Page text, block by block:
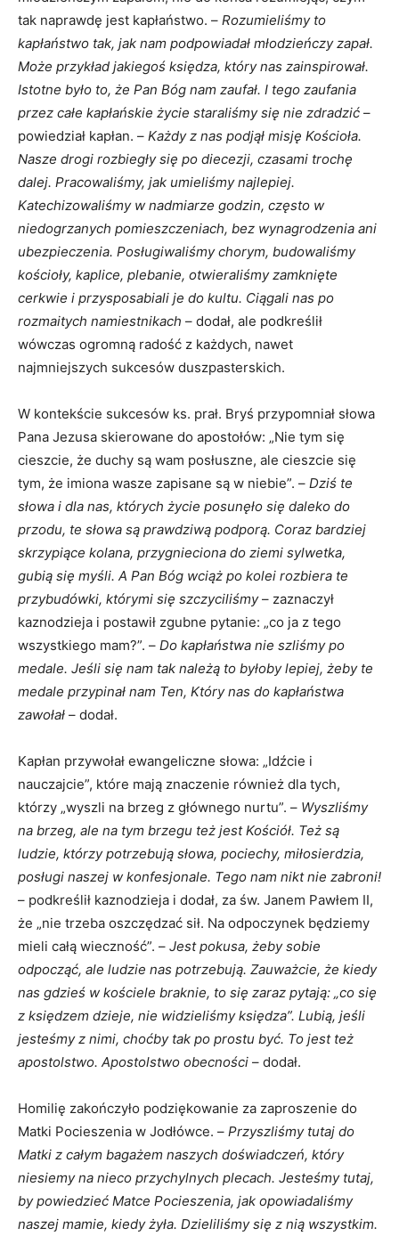
tak naprawdę jest kapłaństwo. – Rozumieliśmy to
kapłaństwo tak, jak nam podpowiadał młodzieńczy zapał.
Może przykład jakiegoś księdza, który nas zainspirował.
Istotne było to, że Pan Bóg nam zaufał. I tego zaufania
przez całe kapłańskie życie staraliśmy się nie zdradzić –
powiedział kapłan. – Każdy z nas podjął misję Kościoła.
Nasze drogi rozbiegły się po diecezji, czasami trochę
dalej. Pracowaliśmy, jak umieliśmy najlepiej.
Katechizowaliśmy w nadmiarze godzin, często w
niedogrzanych pomieszczeniach, bez wynagrodzenia ani
ubezpieczenia. Posługiwaliśmy chorym, budowaliśmy
kościoły, kaplice, plebanie, otwieraliśmy zamknięte
cerkwie i przysposabiali je do kultu. Ciągali nas po
rozmaitych namiestnikach – dodał, ale podkreślił
wówczas ogromną radość z każdych, nawet
najmniejszych sukcesów duszpasterskich.
W kontekście sukcesów ks. prał. Bryś przypomniał słowa
Pana Jezusa skierowane do apostołów: „Nie tym się
cieszcie, że duchy są wam posłuszne, ale cieszcie się
tym, że imiona wasze zapisane są w niebie”. – Dziś te
słowa i dla nas, których życie posunęło się daleko do
przodu, te słowa są prawdziwą podporą. Coraz bardziej
skrzypiące kolana, przygnieciona do ziemi sylwetka,
gubią się myśli. A Pan Bóg wciąż po kolei rozbiera te
przybudówki, którymi się szczyciliśmy– zaznaczył
kaznodzieja i postawił zgubne pytanie: „co ja z tego
wszystkiego mam?”. – Do kapłaństwa nie szliśmy po
medale. Jeśli się nam tak należą to byłoby lepiej, żeby te
medale przypinał nam Ten, Który nas do kapłaństwa
zawołał – dodał.
Kapłan przywołał ewangeliczne słowa: „Idźcie i
nauczajcie”, które mają znaczenie również dla tych,
którzy „wyszli na brzeg z głównego nurtu”. – Wyszliśmy
na brzeg, ale na tym brzegu też jest Kościół. Też są
ludzie, którzy potrzebują słowa, pociechy, miłosierdzia,
posługi naszej w konfesjonale. Tego nam nikt nie zabroni!
– podkreślił kaznodzieja i dodał, za św. Janem Pawłem II,
że „nie trzeba oszczędzać sił. Na odpoczynek będziemy
mieli całą wieczność”. – Jest pokusa, żeby sobie
odpocząć, ale ludzie nas potrzebują. Zauważcie, że kiedy
nas gdzieś w kościele braknie, to się zaraz pytają: „co się
z księdzem dzieje, nie widzieliśmy księdza”. Lubią, jeśli
jesteśmy z nimi, choćby tak po prostu być. To jest też
apostolstwo. Apostolstwo obecności – dodał.
Homilię zakończyło podziękowanie za zaproszenie do
Matki Pocieszenia w Jodłówce. – Przyszliśmy tutaj do
Matki z całym bagażem naszych doświadczeń, który
niesiemy na nieco przychylnych plecach. Jesteśmy tutaj,
by powiedzieć Matce Pocieszenia, jak opowiadaliśmy
naszej mamie, kiedy żyła. Dzieliliśmy się z nią wszystkim.